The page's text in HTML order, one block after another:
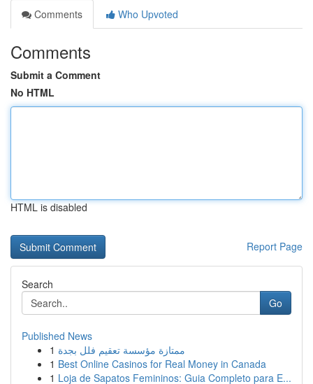
Comments
Who Upvoted
Comments
Submit a Comment
No HTML
HTML is disabled
Report Page
Search
Go
Published News
1 ممتازة مؤسسة تعقيم فلل بجدة
1 Best Online Casinos for Real Money in Canada
1 Loja de Sapatos Femininos: Guia Completo para E...